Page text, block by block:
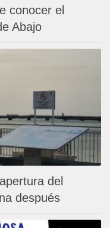
conocer el
Abajo
del
después